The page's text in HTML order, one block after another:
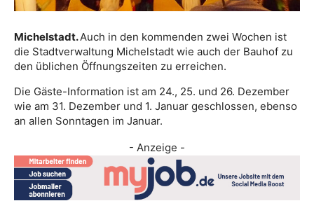
Michelstadt.Auch in den kommenden zwei Wochen ist
die Stadtverwaltung Michelstadt wie auch der Bauhof zu
den üblichen Öffnungszeiten zu erreichen.
Die Gäste-Information ist am 24., 25. und 26. Dezember
wie am 31. Dezember und 1. Januar geschlossen, ebenso
an allen Sonntagen im Januar.
- Anzeige -